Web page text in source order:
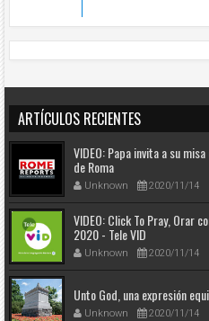
ARTÍCULOS RECIENTES
VIDEO: Papa invita a su
de Roma
Unknown 2020/11/14
VIDEO: Click To Pray, Orar
2020 - Tele VID
Unknown 2020/11/14
Unto God, una expresión
Unknown 2020/11/14